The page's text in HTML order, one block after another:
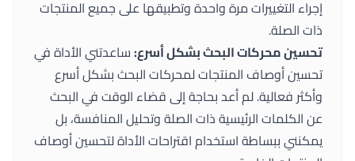
إجراء التغييرات مرة واحدة وتطبيقها على جميع المنتجات
ذات الصلة.
تحسين محركات البحث بشكل أسرع:ساعدتني الأداة في
تحسين أوصاف المنتجات لمحركات البحث بشكل أسرع
وأكثر فعالية. لم أعد بحاجة إلى قضاء الوقت في البحث
عن الكلمات الرئيسية ذات الصلة وتحليل المنافسة، بل
يمكنني ببساطة استخدام اقتراحات الأداة لتحسين أوصاف